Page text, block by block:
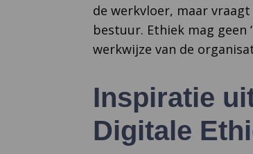
de werkvloer, maar
bestuur. Ethiek mag geen
werkwijze van de
Inspiratie
Digitale